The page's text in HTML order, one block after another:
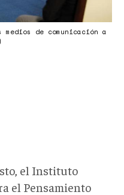
de comunicación a
el Instituto
el Pensamiento